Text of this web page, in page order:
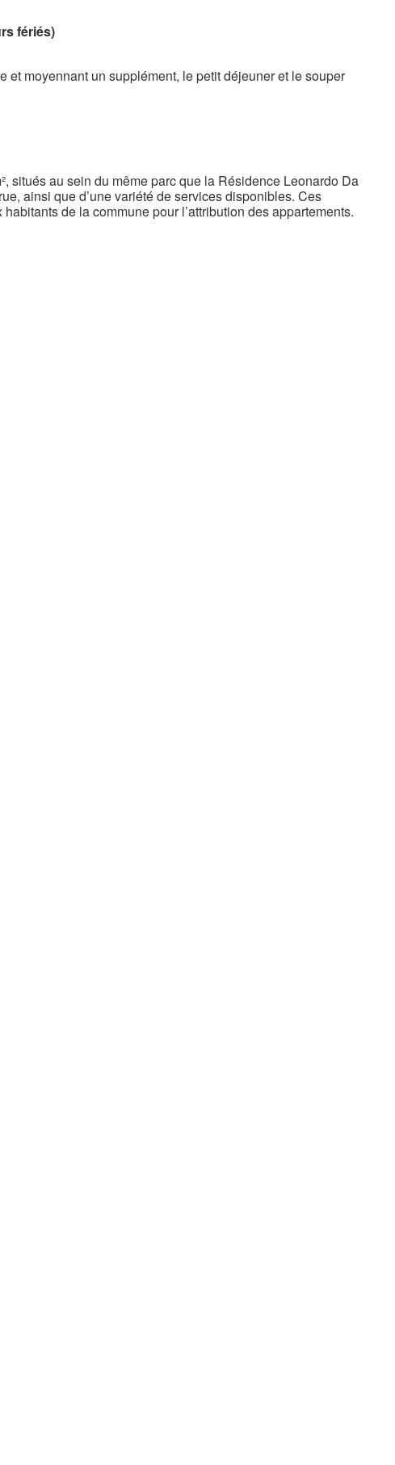
fériés)
moyennant un supplément, le petit déjeuner et le souper
situés au sein du même parc que la Résidence Leonardo Da
ainsi que d’une variété de services disponibles. Ces
de la commune pour l’attribution des appartements.